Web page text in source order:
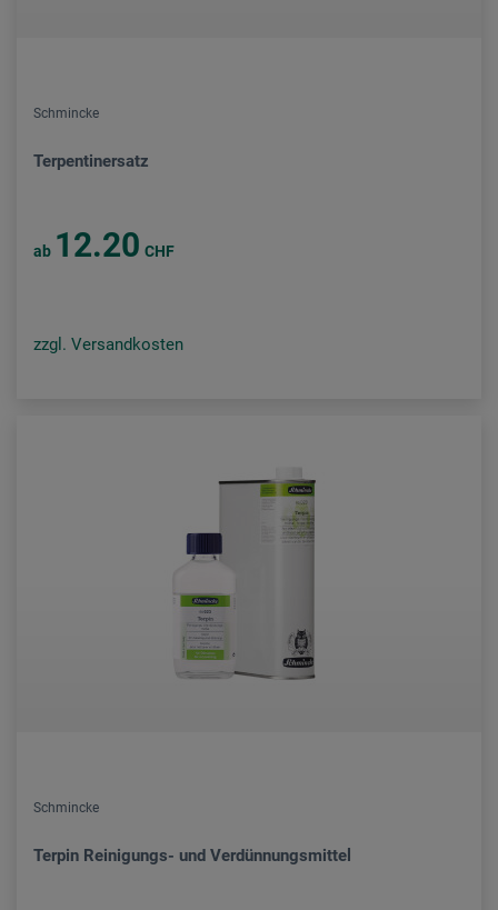
Schmincke
Terpentinersatz
ab 12.20 CHF
zzgl. Versandkosten
Schmincke
Terpin Reinigungs- und Verdünnungsmittel